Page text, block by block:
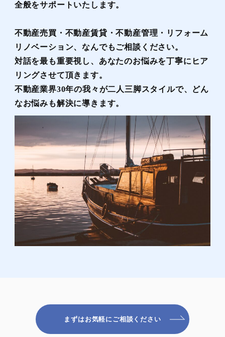
全般をサポートいたします。
不動産売買・不動産賃貸・不動産管理・リフォーム
リノベーション、なんでもご相談ください。
対話を最も重要視し、あなたのお悩みを丁寧にヒア
リングさせて頂きます。
不動産業界30年の我々が二人三脚スタイルで、どん
なお悩みも解決に導きます。
まずはお気軽にご相談ください